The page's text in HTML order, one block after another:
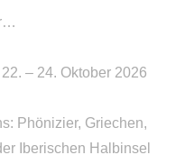
– 24. Oktober 2026
Phönizier, Griechen,
Iberischen Halbinsel